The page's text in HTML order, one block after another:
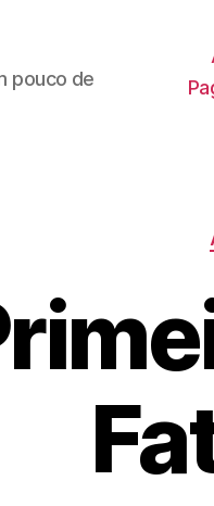
pouco de